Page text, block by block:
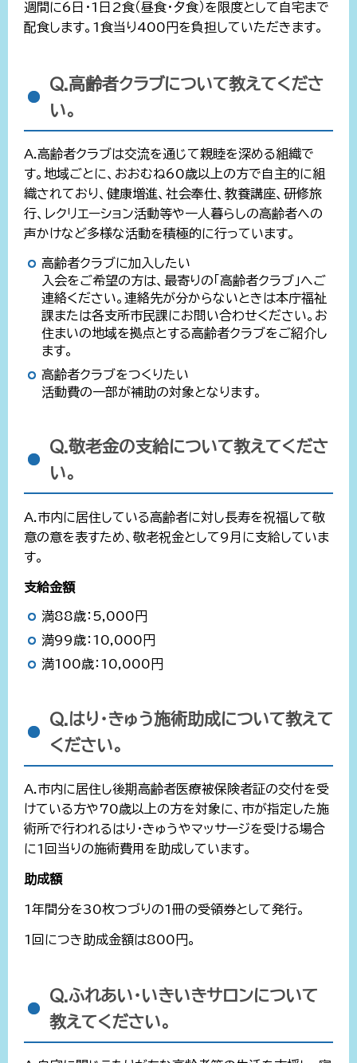
週間に6日・1日2食（昼食・夕食）を限度として自宅まで
配食します。1食当り400円を負担していただきます。
Q.高齢者クラブについて教えてくださ
い。
A.高齢者クラブは交流を通じて親睦を深める組織で
す。地域ごとに、おおむね60歳以上の方で自主的に組
織されており、健康増進、社会奉仕、教養講座、研修旅
行、レクリエーション活動等や一人暮らしの高齢者への
声かけなど多様な活動を積極的に行っています。
高齢者クラブに加入したい
入会をご希望の方は、最寄りの「高齢者クラブ」へご
連絡ください。連絡先が分からないときは本庁福祉
課または各支所市民課にお問い合わせください。お
住まいの地域を拠点とする高齢者クラブをご紹介し
ます。
高齢者クラブをつくりたい
活動費の一部が補助の対象となります。
Q.敬老金の支給について教えてくださ
い。
A.市内に居住している高齢者に対し長寿を祝福して敬
意の意を表すため、敬老祝金として9月に支給していま
す。
支給金額
満88歳：5,000円
満99歳：10,000円
満100歳：10,000円
Q.はり・きゅう施術助成について教えて
ください。
A.市内に居住し後期高齢者医療被保険者証の交付を受
けている方や70歳以上の方を対象に、市が指定した施
術所で行われるはり・きゅうやマッサージを受ける場合
に1回当りの施術費用を助成しています。
助成額
1年間分を30枚つづりの1冊の受領券として発行。
1回につき助成金額は800円。
Q.ふれあい・いきいきサロンについて
教えてください。